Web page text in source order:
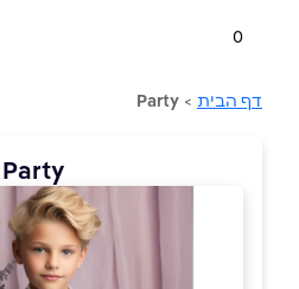
0
דף הבית >
Party
Party